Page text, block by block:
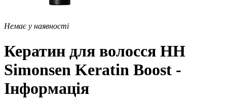
Немає у наявності
Кератин для волосся HH
Simonsen Keratin Boost -
Інформація